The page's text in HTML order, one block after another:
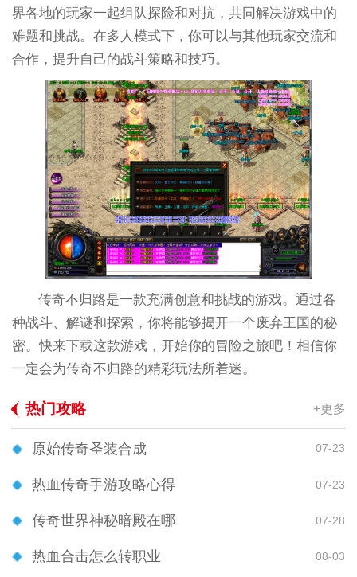
界各地的玩家一起组队探险和对抗，共同解决游戏中的
难题和挑战。在多人模式下，你可以与其他玩家交流和
合作，提升自己的战斗策略和技巧。
传奇不归路是一款充满创意和挑战的游戏。通过各
种战斗、解谜和探索，你将能够揭开一个废弃王国的秘
密。快来下载这款游戏，开始你的冒险之旅吧！相信你
一定会为传奇不归路的精彩玩法所着迷。
热门攻略 +更多
原始传奇圣装合成 07-23
热血传奇手游攻略心得 07-23
传奇世界神秘暗殿在哪 07-28
热血合击怎么转职业 08-03